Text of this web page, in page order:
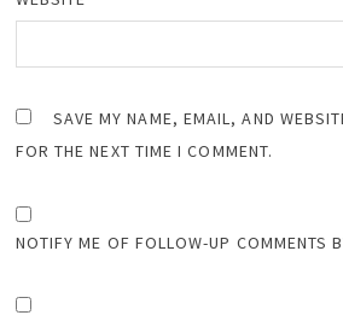
SAVE MY NAME, EMAIL, AND
FOR THE NEXT TIME I COMMENT.
NOTIFY ME OF FOLLOW-UP COMMENTS